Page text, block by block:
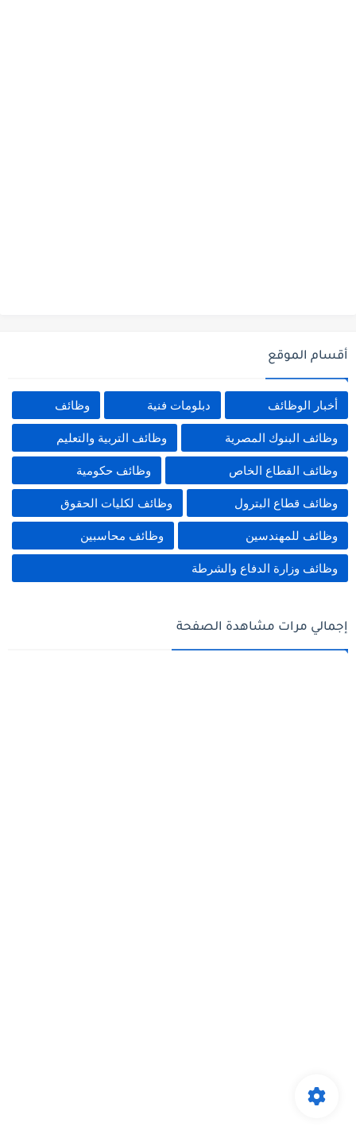
أقسام الموقع
أخبار الوظائف دبلومات فنية وظائف
وظائف البنوك المصرية وظائف التربية والتعليم
وظائف القطاع الخاص وظائف حكومية
وظائف قطاع البترول وظائف لكليات الحقوق
وظائف للمهندسين وظائف محاسبين
وظائف وزارة الدفاع والشرطة
إجمالي مرات مشاهدة الصفحة